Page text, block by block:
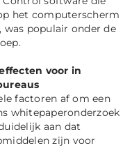
het computerscherm
was populair onder de
voor in
factoren af om een
whitepaperonderzoek
aan dat
zijn voor